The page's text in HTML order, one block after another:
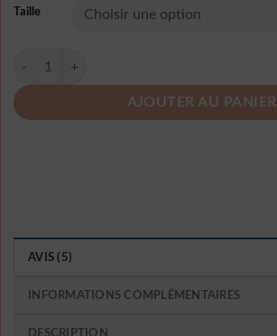
Taille
quantité de Robe Boheme A Pois Longue
AJOUTER AU PANIER
AVIS (5)
INFORMATIONS COMPLÉMENTAIRES
DESCRIPTION